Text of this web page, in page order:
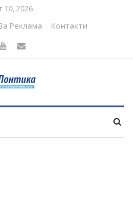
10, 2026
Реклама Контакти